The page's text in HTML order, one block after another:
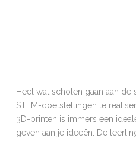
FILAMENT
DESIGN
SOFTWARE
Heel wat scholen gaan aan
STEM-doelstellingen te
3D-printen is immers een
geven aan je ideeën. De